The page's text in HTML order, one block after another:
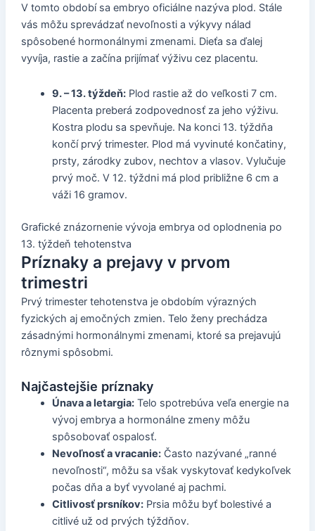
V tomto období sa embryo oficiálne nazýva plod. Stále
vás môžu sprevádzať nevoľnosti a výkyvy nálad
spôsobené hormonálnymi zmenami. Dieťa sa ďalej
vyvíja, rastie a začína prijímať výživu cez placentu.
9. – 13. týždeň:Plod rastie až do veľkosti 7 cm.
Placenta preberá zodpovednosť za jeho výživu.
Kostra plodu sa spevňuje. Na konci 13. týždňa
končí prvý trimester. Plod má vyvinuté končatiny,
prsty, zárodky zubov, nechtov a vlasov. Vylučuje
prvý moč. V 12. týždni má plod približne 6 cm a
váži 16 gramov.
Grafické znázornenie vývoja embrya od oplodnenia po
13. týždeň tehotenstva
Príznaky a prejavy v prvom
trimestri
Prvý trimester tehotenstva je obdobím výrazných
fyzických aj emočných zmien. Telo ženy prechádza
zásadnými hormonálnymi zmenami, ktoré sa prejavujú
rôznymi spôsobmi.
Najčastejšie príznaky
Únava a letargia:Telo spotrebúva veľa energie na
vývoj embrya a hormonálne zmeny môžu
spôsobovať ospalosť.
Nevoľnosť a vracanie:Často nazývané „ranné
nevoľnosti“, môžu sa však vyskytovať kedykoľvek
počas dňa a byť vyvolané aj pachmi.
Citlivosť prsníkov:Prsia môžu byť bolestivé a
citlivé už od prvých týždňov.